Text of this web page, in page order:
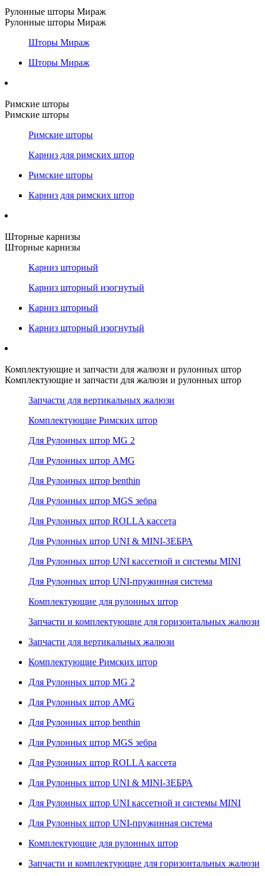
Рулонные шторы Мираж
Рулонные шторы Мираж
Шторы Мираж
Шторы Мираж
Римские шторы
Римские шторы
Римские шторы
Карниз для римских штор
Римские шторы
Карниз для римских штор
Шторные карнизы
Шторные карнизы
Карниз шторный
Карниз шторный изогнутый
Карниз шторный
Карниз шторный изогнутый
Комплектующие и запчасти для жалюзи и рулонных штор
Комплектующие и запчасти для жалюзи и рулонных штор
Запчасти для вертикальных жалюзи
Комплектующие Римских штор
Для Рулонных штор MG 2
Для Рулонных штор AMG
Для Рулонных штор benthin
Для Рулонных штор MGS зебра
Для Рулонных штор ROLLA кассета
Для Рулонных штор UNI & MINI-ЗЕБРА
Для Рулонных штор UNI кассетной и системы MINI
Для Рулонных штор UNI-пружинная система
Комплектующие для рулонных штор
Запчасти и комплектующие для горизонтальных жалюзи
Запчасти для вертикальных жалюзи
Комплектующие Римских штор
Для Рулонных штор MG 2
Для Рулонных штор AMG
Для Рулонных штор benthin
Для Рулонных штор MGS зебра
Для Рулонных штор ROLLA кассета
Для Рулонных штор UNI & MINI-ЗЕБРА
Для Рулонных штор UNI кассетной и системы MINI
Для Рулонных штор UNI-пружинная система
Комплектующие для рулонных штор
Запчасти и комплектующие для горизонтальных жалюзи